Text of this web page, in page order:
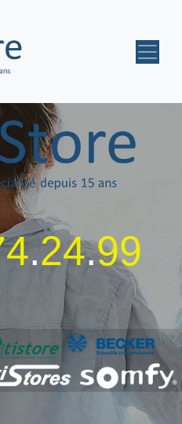
.24.99